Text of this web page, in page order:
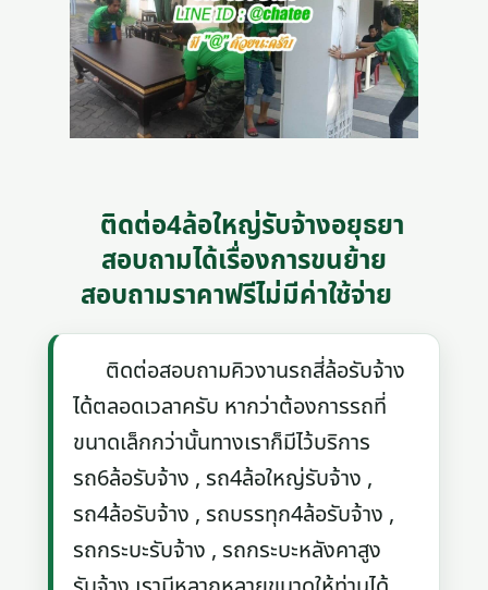
ติดต่อ4ล้อใหญ่รับจ้างอยุธยา
สอบถามได้เรื่องการขนย้าย
สอบถามราคาฟรีไม่มีค่าใช้จ่าย
ติดต่อสอบถามคิวงานรถสี่ล้อรับจ้าง
ได้ตลอดเวลาครับ หากว่าต้องการรถที่
ขนาดเล็กกว่านั้นทางเราก็มีไว้บริการ
รถ6ล้อรับจ้าง , รถ4ล้อใหญ่รับจ้าง ,
รถ4ล้อรับจ้าง , รถบรรทุก4ล้อรับจ้าง ,
รถกระบะรับจ้าง , รถกระบะหลังคาสูง